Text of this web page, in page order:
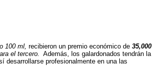
100 ml, recibieron un premio económico de 35,000
el tercero. Además, los galardonados tendrán la
desarrollarse profesionalmente en una las